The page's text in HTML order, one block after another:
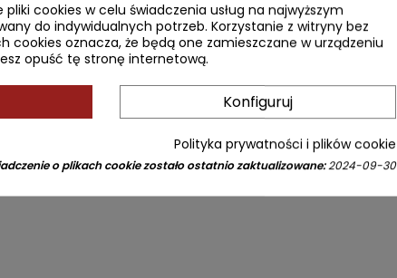
cookies w celu świadczenia usług na najwyższym
do indywidualnych potrzeb. Korzystanie z witryny bez
cookies oznacza, że będą one zamieszczane w urządzeniu
opuść tę stronę internetową.
Konfiguruj
Polityka prywatności i plików cookie
o plikach cookie zostało ostatnio zaktualizowane:2024-09-30